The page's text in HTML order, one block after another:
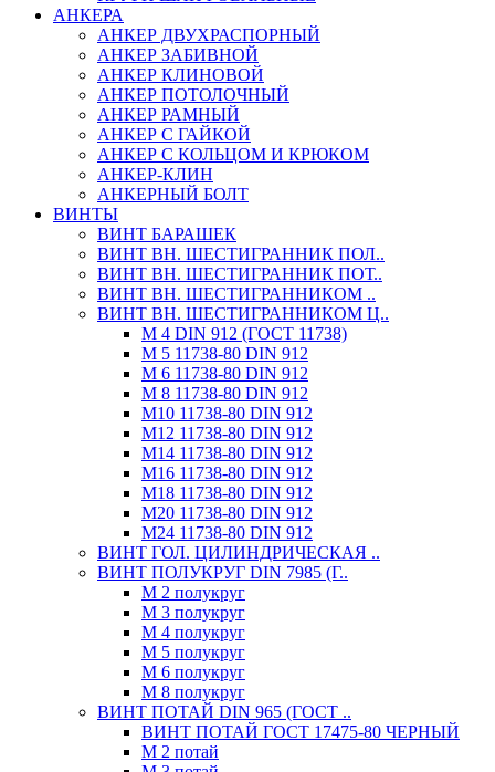
АНКЕРА
АНКЕР ДВУХРАСПОРНЫЙ
АНКЕР ЗАБИВНОЙ
АНКЕР КЛИНОВОЙ
АНКЕР ПОТОЛОЧНЫЙ
АНКЕР РАМНЫЙ
АНКЕР С ГАЙКОЙ
АНКЕР С КОЛЬЦОМ И КРЮКОМ
АНКЕР-КЛИН
АНКЕРНЫЙ БОЛТ
ВИНТЫ
ВИНТ БАРАШЕК
ВИНТ ВН. ШЕСТИГРАННИК ПОЛ..
ВИНТ ВН. ШЕСТИГРАННИК ПОТ..
ВИНТ ВН. ШЕСТИГРАННИКОМ ..
ВИНТ ВН. ШЕСТИГРАННИКОМ Ц..
М 4 DIN 912 (ГОСТ 11738)
М 5 11738-80 DIN 912
М 6 11738-80 DIN 912
М 8 11738-80 DIN 912
М10 11738-80 DIN 912
М12 11738-80 DIN 912
М14 11738-80 DIN 912
М16 11738-80 DIN 912
М18 11738-80 DIN 912
М20 11738-80 DIN 912
М24 11738-80 DIN 912
ВИНТ ГОЛ. ЦИЛИНДРИЧЕСКАЯ ..
ВИНТ ПОЛУКРУГ DIN 7985 (Г..
М 2 полукруг
М 3 полукруг
М 4 полукруг
М 5 полукруг
М 6 полукруг
М 8 полукруг
ВИНТ ПОТАЙ DIN 965 (ГОСТ ..
ВИНТ ПОТАЙ ГОСТ 17475-80 ЧЕРНЫЙ
М 2 потай